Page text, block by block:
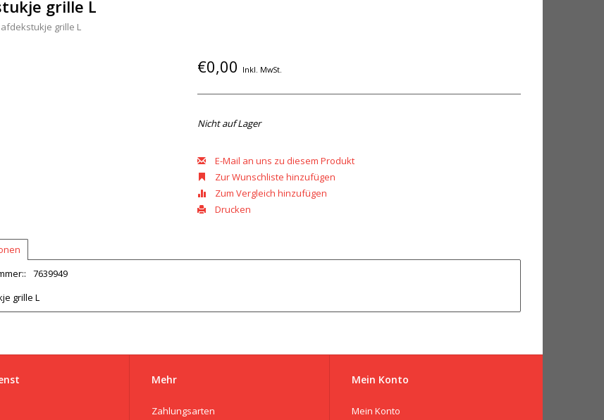
grille L
afdekstukje grille L
€0,00 Inkl. MwSt.
Nicht auf Lager
E-Mail an uns zu diesem Produkt
Zur Wunschliste hinzufügen
Zum Vergleich hinzufügen
Drucken
7639949
grille L
Mehr
Zahlungsarten
Mein Konto
Mein Konto